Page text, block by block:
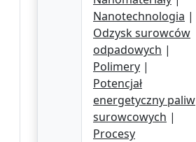
Nanotechnologia |
Odzysk surowców
odpadowych |
Polimery |
Potencjał
energetyczny paliw
surowcowych |
Procesy